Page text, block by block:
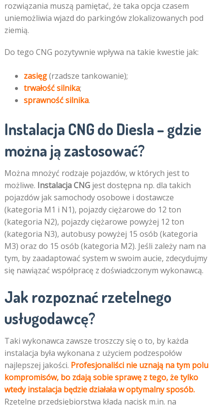
rozwiązania muszą pamiętać, że taka opcja czasem
uniemożliwia wjazd do parkingów zlokalizowanych pod
ziemią.
Do tego CNG pozytywnie wpływa na takie kwestie jak:
zasięg(rzadsze tankowanie);
trwałość silnika;
sprawność silnika.
Instalacja CNG do Diesla – gdzie
można ją zastosować?
Można mnożyć rodzaje pojazdów, w których jest to
możliwe. Instalacja CNGjest dostępna np. dla takich
pojazdów jak samochody osobowe i dostawcze
(kategoria M1 i N1), pojazdy ciężarowe do 12 ton
(kategoria N2), pojazdy ciężarowe powyżej 12 ton
(kategoria N3), autobusy powyżej 15 osób (kategoria
M3) oraz do 15 osób (kategoria M2). Jeśli zależy nam na
tym, by zaadaptować system w swoim aucie, zdecydujmy
się nawiązać współpracę z doświadczonym wykonawcą.
Jak rozpoznać rzetelnego
usługodawcę?
Taki wykonawca zawsze troszczy się o to, by każda
instalacja była wykonana z użyciem podzespołów
najlepszej jakości. Profesjonaliści nie uznają na tym polu
kompromisów, bo zdają sobie sprawę z tego, że tylko
wtedy instalacja będzie działała w optymalny sposób.
Rzetelne przedsiębiorstwa kładą nacisk m.in. na